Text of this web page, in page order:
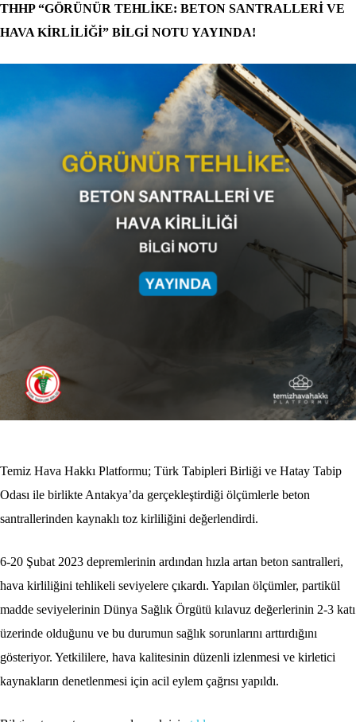
THHP “GÖRÜNÜR TEHLİKE: BETON SANTRALLERİ VE
HAVA KİRLİLİĞİ” BİLGİ NOTU YAYINDA!
Temiz Hava Hakkı Platformu; Türk Tabipleri Birliği ve Hatay Tabip
Odası ile birlikte Antakya’da gerçekleştirdiği ölçümlerle beton
santrallerinden kaynaklı toz kirliliğini değerlendirdi.
6-20 Şubat 2023 depremlerinin ardından hızla artan beton santralleri,
hava kirliliğini tehlikeli seviyelere çıkardı. Yapılan ölçümler, partikül
madde seviyelerinin Dünya Sağlık Örgütü kılavuz değerlerinin 2-3 katı
üzerinde olduğunu ve bu durumun sağlık sorunlarını arttırdığını
gösteriyor. Yetkililere, hava kalitesinin düzenli izlenmesi ve kirletici
kaynakların denetlenmesi için acil eylem çağrısı yapıldı.